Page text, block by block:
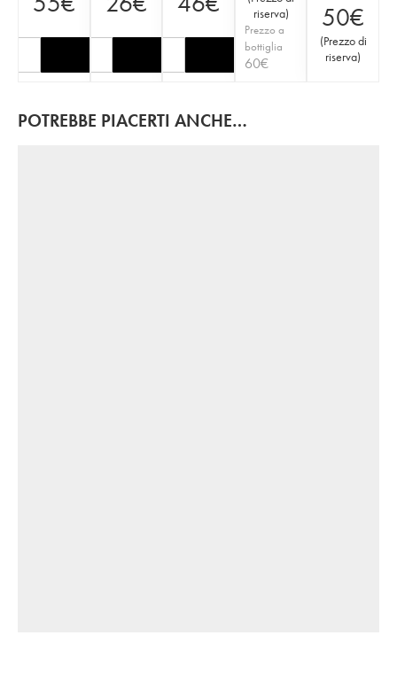
riserva)
Prezzo a
bottiglia
60€
50€
(Prezzo di
riserva)
POTREBBE PIACERTI ANCHE…